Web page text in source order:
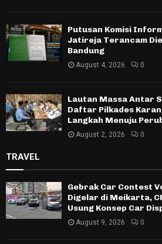
Putusan Komisi
Jatireja Terancam
Bandung
August 4, 2026 0
Lautan Massa Antar
Daftar Pilkades
Langkah Menuju
August 2, 2026 0
TRAVEL
Gebrak Car Contest
Digelar di Meikarta,
Usung Konsep Car
August 9, 2026 0